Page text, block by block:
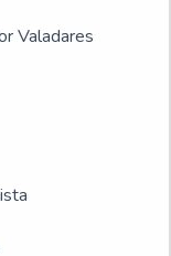
Valadares